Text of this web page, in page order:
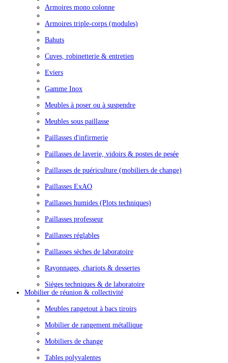
Armoires mono colonne
Armoires triple-corps (modules)
Bahuts
Cuves, robinetterie & entretien
Eviers
Gamme Inox
Meubles à poser ou à suspendre
Meubles sous paillasse
Paillasses d'infirmerie
Paillasses de laverie, vidoirs & postes de pesée
Paillasses de puériculture (mobiliers de change)
Paillasses ExAO
Paillasses humides (Plots techniques)
Paillasses professeur
Paillasses réglables
Paillasses sèches de laboratoire
Rayonnages, chariots & dessertes
Sièges techniques & de laboratoire
Mobilier de réunion & collectivité
Meubles rangetout à bacs tiroirs
Mobilier de rangement métallique
Mobiliers de change
Tables polyvalentes